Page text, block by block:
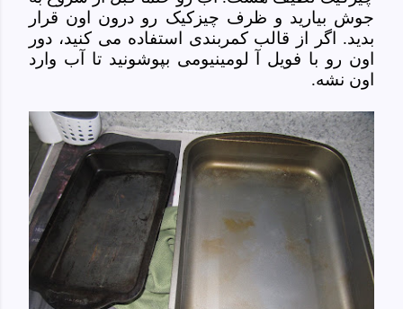
جوش بیارید و ظرف چیزکیک رو درون اون قرار
بدید. اگر از قالب کمربندی استفاده می کنید، دور
اون رو با فویل آ لومینیومی بپوشونید تا آب وارد
اون نشه.